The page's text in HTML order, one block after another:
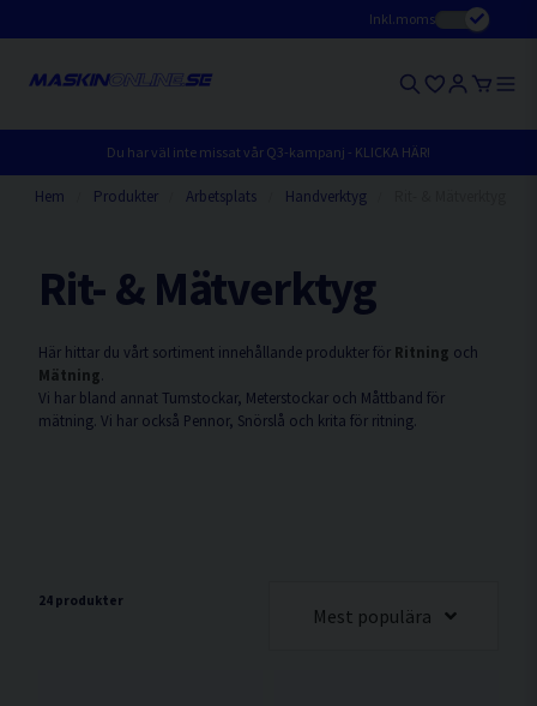
Inkl.moms
Du har väl inte missat vår Q3-kampanj - KLICKA HÄR!
Hem Produkter Arbetsplats Handverktyg
Rit- & Mätverktyg
Här hittar du vårt sortiment innehållande produkter för Ritning och
Mätning
Vi har bland annat Tumstockar, Meterstockar och Måttband för
mätning. Vi har också Pennor, Snörslå och krita för ritning.
24 produkter
Mest populära